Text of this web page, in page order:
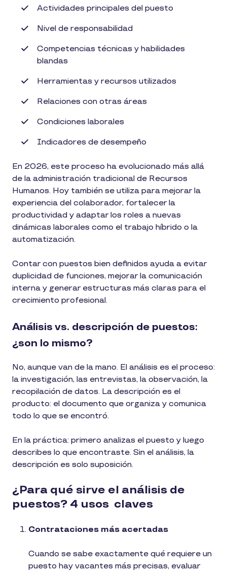
Actividades principales del puesto
Nivel de responsabilidad
Competencias técnicas y habilidades
blandas
Herramientas y recursos utilizados
Relaciones con otras áreas
Condiciones laborales
Indicadores de desempeño
En 2026, este proceso ha evolucionado más allá
de la administración tradicional de Recursos
Humanos. Hoy también se utiliza para mejorar la
experiencia del colaborador, fortalecer la
productividad y adaptar los roles a nuevas
dinámicas laborales como el trabajo híbrido o la
automatización.
Contar con puestos bien definidos ayuda a evitar
duplicidad de funciones, mejorar la comunicación
interna y generar estructuras más claras para el
crecimiento profesional.
Análisis vs. descripción de puestos:
¿son lo mismo?
No, aunque van de la mano. El análisis es el proceso:
la investigación, las entrevistas, la observación, la
recopilación de datos. La descripción es el
producto: el documento que organiza y comunica
todo lo que se encontró.
En la práctica: primero analizas el puesto y luego
describes lo que encontraste. Sin el análisis, la
descripción es solo suposición.
¿Para qué sirve el análisis de
puestos? 4 usos claves
Contrataciones más acertadas
Cuando se sabe exactamente qué requiere un
puesto hay vacantes más precisas, evaluar